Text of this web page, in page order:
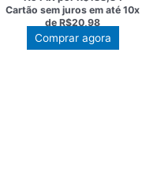
original
era:
R$269,00.
atual
é:
Cartão sem juros em até10x
de R$20,98
Comprar agora